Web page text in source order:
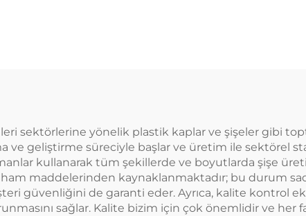
sektörlerine yönelik plastik kaplar ve şişeler gibi
ve geliştirme süreciyle başlar ve üretim ile sektörel
kullanarak tüm şekillerde ve boyutlarda şişe
maddelerinden kaynaklanmaktadır; bu durum
güvenliğini de garanti eder. Ayrıca, kalite kontrol
sağlar. Kalite bizim için çok önemlidir ve her